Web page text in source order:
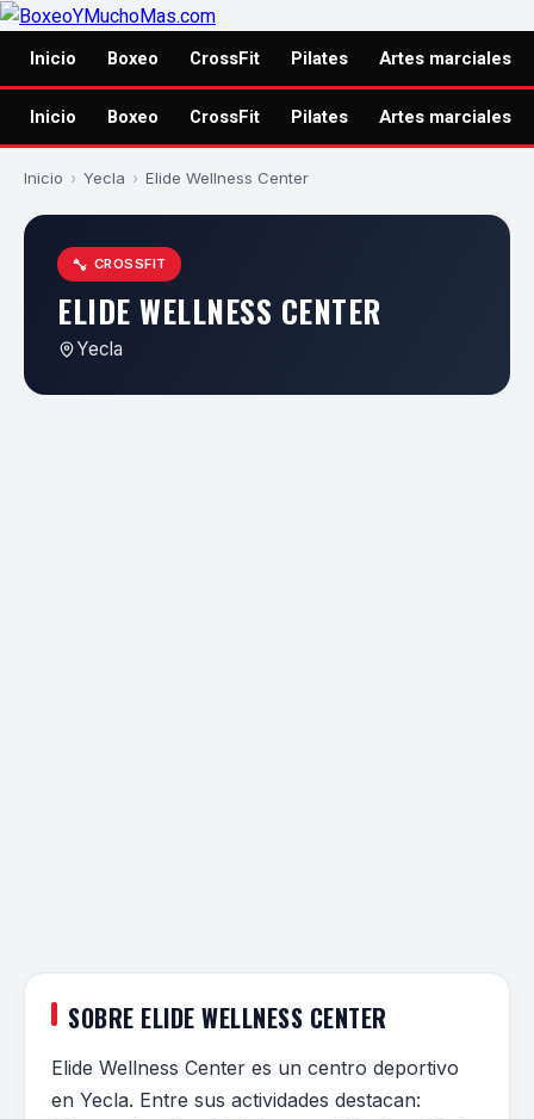
Inicio Boxeo CrossFit Pilates Artes marciales
Inicio Boxeo CrossFit Pilates Artes marciales
Inicio › Yecla › Elide Wellness Center
CROSSFIT
ELIDE WELLNESS CENTER
Yecla
SOBRE ELIDE WELLNESS CENTER
Elide Wellness Center es un centro deportivo
en Yecla. Entre sus actividades destacan: